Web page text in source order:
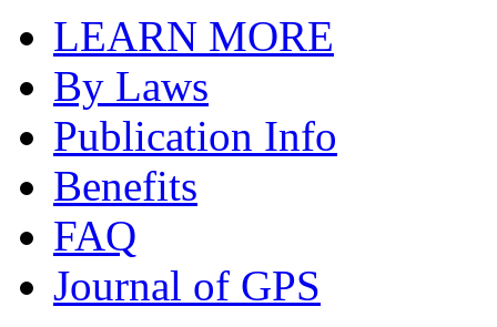
LEARN MORE
By Laws
Publication Info
Benefits
FAQ
Journal of GPS